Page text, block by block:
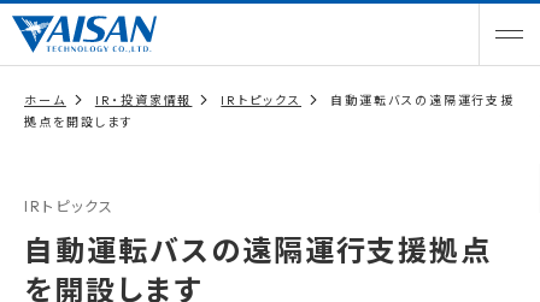
ホーム IR・投資家情報 IRトピックス
自動運転バスの遠隔運行支援
拠点を開設します
IRトピックス
自動運転バスの遠隔運行支援拠点
を開設します